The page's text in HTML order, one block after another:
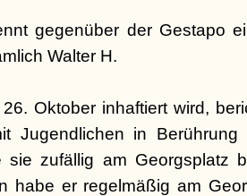
gegenüber der Gestapo
Walter H.
Oktober inhaftiert wird,
Jugendlichen in
sie zufällig am Georgsplatz
habe er regelmäßig am